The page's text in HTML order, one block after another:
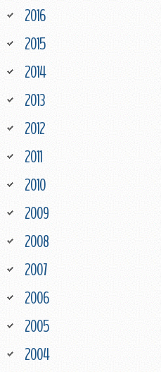
2016
2015
2014
2013
2012
2011
2010
2009
2008
2007
2006
2005
2004